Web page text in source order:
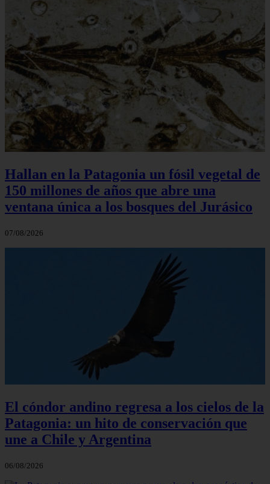
Hallan en la Patagonia un fósil vegetal de
150 millones de años que abre una
ventana única a los bosques del Jurásico
07/08/2026
El cóndor andino regresa a los cielos de la
Patagonia: un hito de conservación que
une a Chile y Argentina
06/08/2026